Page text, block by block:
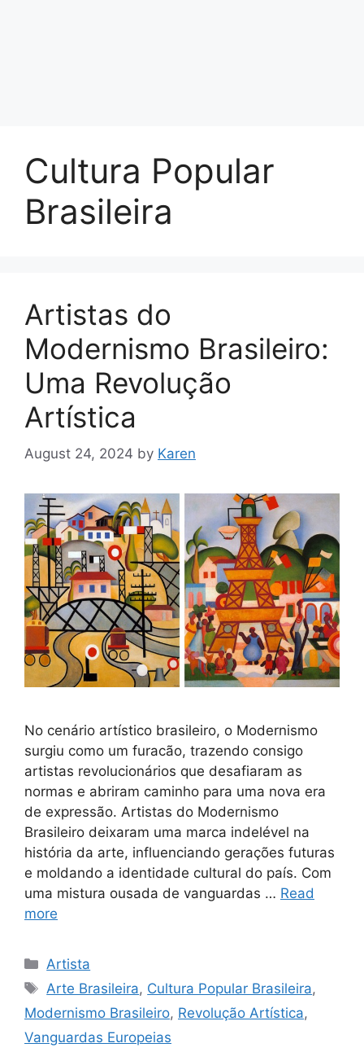
Cultura Popular
Brasileira
Artistas do
Modernismo Brasileiro:
Uma Revolução
Artística
August 24, 2024 by Karen
No cenário artístico brasileiro, o Modernismo
surgiu como um furacão, trazendo consigo
artistas revolucionários que desafiaram as
normas e abriram caminho para uma nova era
de expressão. Artistas do Modernismo
Brasileiro deixaram uma marca indelével na
história da arte, influenciando gerações futuras
e moldando a identidade cultural do país. Com
uma mistura ousada de vanguardas … Read
more
Categories
Artista
Tags
Arte Brasileira, Cultura Popular Brasileira,
Modernismo Brasileiro, Revolução Artística,
Vanguardas Europeias